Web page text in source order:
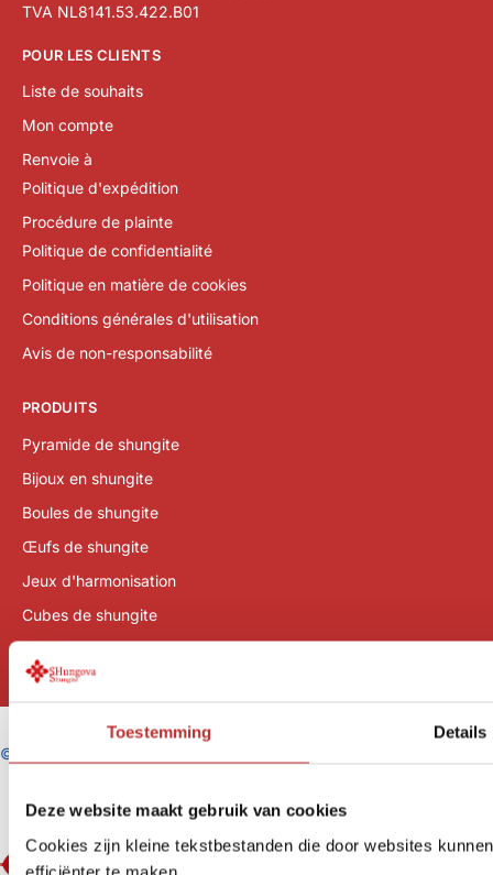
Toestemming Details
Deze website maakt gebruik van cookies
Cookies zijn kleine tekstbestanden die door websites
efficiënter te maken.
TVA NL8141.53.422.B01
POUR LES CLIENTS
Liste de souhaits
Mon compte
Renvoie à
Politique d'expédition
Procédure de plainte
Politique de confidentialité
Politique en matière de cookies
Conditions générales d'utilisation
Avis de non-responsabilité
PRODUITS
Pyramide de shungite
Bijoux en shungite
Boules de shungite
Œufs de shungite
Jeux d'harmonisation
Cubes de shungite
©